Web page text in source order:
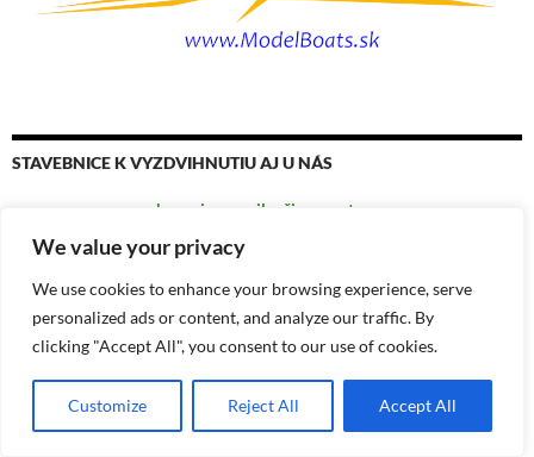
We value your privacy
We use cookies to enhance your browsing experience, serve
personalized ads or content, and analyze our traffic. By
clicking "Accept All", you consent to our use of cookies.
Customize Reject All Accept All
STAVEBNICE K VYZDVIHNUTIU AJ U NÁS
chcem ju za najlepšiu cenu teraz
naše TESTY tu